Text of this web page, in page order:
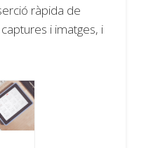
ràpida de
i imatges, i